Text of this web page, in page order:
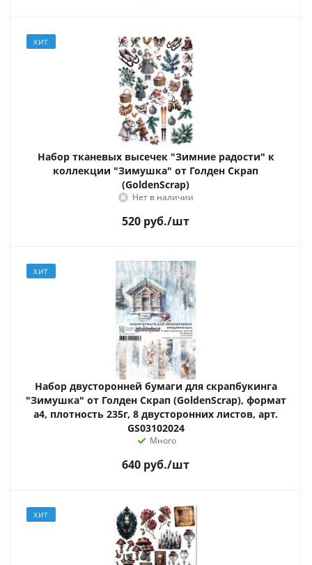
ХИТ
Набор тканевых высечек "Зимние радости" к
коллекции "Зимушка" от Голден Скрап
(GoldenScrap)
Нет в наличии
520 руб./шт
ХИТ
Набор двусторонней бумаги для скрапбукинга
"Зимушка" от Голден Скрап (GoldenScrap), формат
а4, плотность 235г, 8 двусторонних листов, арт.
GS03102024
Много
640 руб./шт
ХИТ